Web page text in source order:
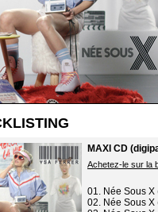
MAXI CD
Achetez-le sur la
01. Née Sous X
02. Née Sous